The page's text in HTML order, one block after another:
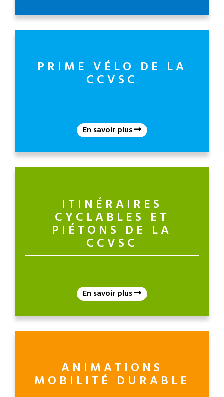
PRIME VÉLO DE LA
CCVSC
En savoir plus
ITINÉRAIRES
CYCLABLES ET
PIÉTONS DE LA
CCVSC
En savoir plus
ANIMATIONS
MOBILITÉ DURABLE